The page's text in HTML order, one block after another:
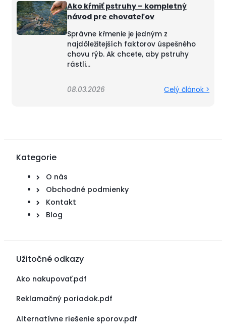
Ako kŕmiť pstruhy – kompletný
návod pre chovateľov
08.03.2026
Správne kŕmenie je jedným z
najdôležitejších faktorov úspešného
chovu rýb. Ak chcete, aby pstruhy
rástli...
Celý článok >
Kategorie
O nás
Obchodné podmienky
Kontakt
Blog
Užitočné odkazy
Ako nakupovať.pdf
Reklamačný poriadok.pdf
Alternatívne riešenie sporov.pdf